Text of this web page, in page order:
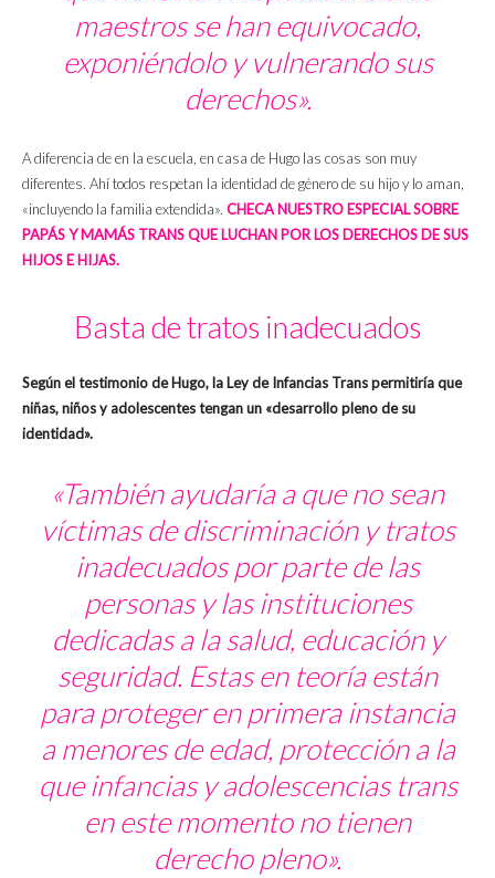
maestros se han equivocado,
exponiéndolo y vulnerando sus
derechos».
A diferencia de en la escuela, en casa de Hugo las cosas son muy
diferentes. Ahí todos respetan la identidad de género de su hijo y lo aman,
«incluyendo la familia extendida». CHECA NUESTRO ESPECIAL SOBRE
PAPÁS Y MAMÁS TRANS QUE LUCHAN POR LOS DERECHOS DE SUS
HIJOS E HIJAS.
Basta de tratos inadecuados
Según el testimonio de Hugo, la Ley de Infancias Trans permitiría que
niñas, niños y adolescentes tengan un «desarrollo pleno de su
identidad».
«También ayudaría a que no sean
víctimas de discriminación y tratos
inadecuados por parte de las
personas y las instituciones
dedicadas a la salud, educación y
seguridad. Estas en teoría están
para proteger en primera instancia
a menores de edad, protección a la
que infancias y adolescencias trans
en este momento no tienen
derecho pleno».